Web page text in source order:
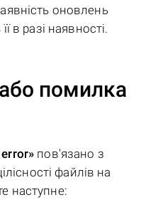
оновлень
в разі наявності.
помилка
пов'язано з
файлів на
наступне: